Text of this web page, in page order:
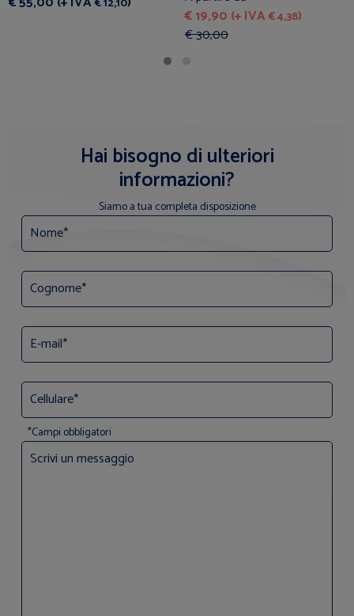
€ 19,90 (+ IVA € 4,38)
€ 30,00
Hai bisogno di ulteriori
informazioni?
Siamo a tua completa disposizione
*Campi obbligatori